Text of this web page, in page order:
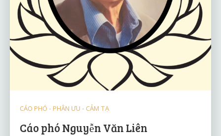
CÁO PHÓ - PHÂN ƯU - CẢM TẠ
Cáo phó Nguyễn Văn Liên